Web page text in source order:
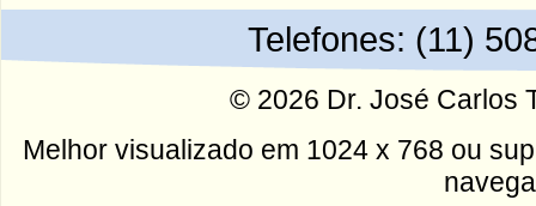
Telefones: (11)
© 2026 Dr. José Carlos
Melhor visualizado em 1024 x 768 ou